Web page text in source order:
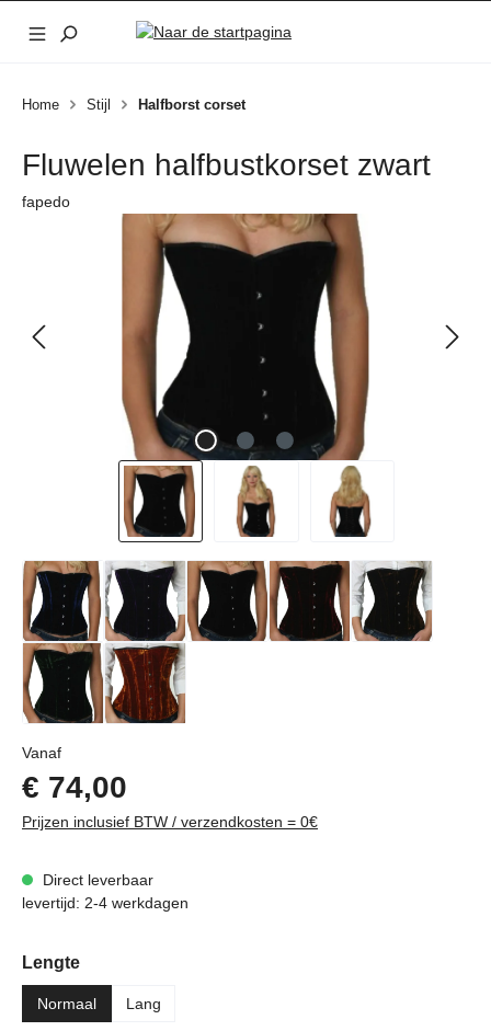
Ga naar de hoofdinhoud
Home Stijl Halfborst corset
Fluwelen halfbustkorset zwart
fapedo
Afbeeldingengalerij overslaan
VanafNormale prijs:
€ 74,00
Prijzen inclusief BTW / verzendkosten = 0€
Direct leverbaar
levertijd: 2-4 werkdagen
Selecteer
Lengte
Normaal Lang